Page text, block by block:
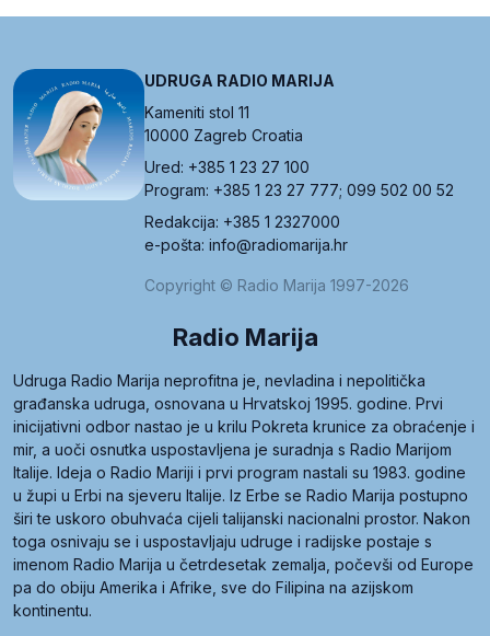
UDRUGA RADIO MARIJA
Kameniti stol 11
10000 Zagreb Croatia
Ured: +385 1 23 27 100
Program: +385 1 23 27 777; 099 502 00 52
Redakcija: +385 1 2327000
e-pošta: info@radiomarija.hr
Copyright © Radio Marija 1997-2026
Radio Marija
Udruga Radio Marija neprofitna je, nevladina i nepolitička
građanska udruga, osnovana u Hrvatskoj 1995. godine. Prvi
inicijativni odbor nastao je u krilu Pokreta krunice za obraćenje i
mir, a uoči osnutka uspostavljena je suradnja s Radio Marijom
Italije. Ideja o Radio Mariji i prvi program nastali su 1983. godine
u župi u Erbi na sjeveru Italije. Iz Erbe se Radio Marija postupno
širi te uskoro obuhvaća cijeli talijanski nacionalni prostor. Nakon
toga osnivaju se i uspostavljaju udruge i radijske postaje s
imenom Radio Marija u četrdesetak zemalja, počevši od Europe
pa do obiju Amerika i Afrike, sve do Filipina na azijskom
kontinentu.